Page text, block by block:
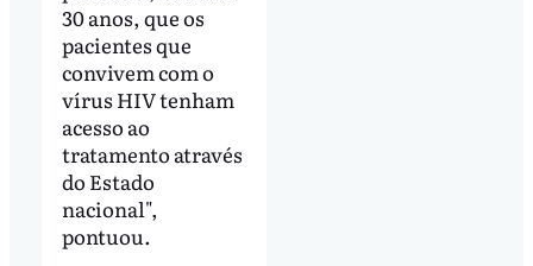
30 anos, que os
pacientes que
convivem com o
vírus HIV tenham
acesso ao
tratamento através
do Estado
nacional",
pontuou.